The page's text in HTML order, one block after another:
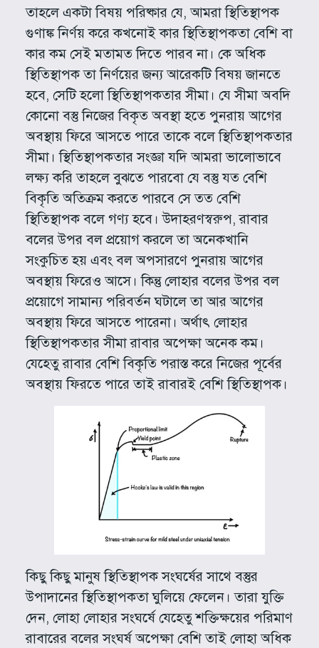
তাহলে একটা বিষয় পরিষ্কার যে, আমরা স্থিতিস্থাপক
গুণাঙ্ক নির্ণয় করে কখনোই কার স্থিতিস্থাপকতা বেশি বা
কার কম সেই মতামত দিতে পারব না। কে অধিক
স্থিতিস্থাপক তা নির্ণয়ের জন্য আরেকটি বিষয় জানতে
হবে, সেটি হলো স্থিতিস্থাপকতার সীমা। যে সীমা অবদি
কোনো বস্তু নিজের বিকৃত অবস্থা হতে পুনরায় আগের
অবস্থায় ফিরে আসতে পারে তাকে বলে স্থিতিস্থাপকতার
সীমা। স্থিতিস্থাপকতার সংজ্ঞা যদি আমরা ভালোভাবে
লক্ষ্য করি তাহলে বুঝতে পারবো যে বস্তু যত বেশি
বিকৃতি অতিক্রম করতে পারবে সে তত বেশি
স্থিতিস্থাপক বলে গণ্য হবে। উদাহরণস্বরুপ, রাবার
বলের উপর বল প্রয়োগ করলে তা অনেকখানি
সংকুচিত হয় এবং বল অপসারণে পুনরায় আগের
অবস্থায় ফিরেও আসে। কিন্তু লোহার বলের উপর বল
প্রয়োগে সামান্য পরিবর্তন ঘটালে তা আর আগের
অবস্থায় ফিরে আসতে পারেনা। অর্থাৎ লোহার
স্থিতিস্থাপকতার সীমা রাবার অপেক্ষা অনেক কম।
যেহেতু রাবার বেশি বিকৃতি পরাস্ত করে নিজের পূর্বের
অবস্থায় ফিরতে পারে তাই রাবারই বেশি স্থিতিস্থাপক।
কিছু কিছু মানুষ স্থিতিস্থাপক সংঘর্ষের সাথে বস্তুর
উপাদানের স্থিতিস্থাপকতা ঘুলিয়ে ফেলেন। তারা যুক্তি
দেন, লোহা লোহার সংঘর্ষে যেহেতু শক্তিক্ষয়ের পরিমাণ
রাবারের বলের সংঘর্ষ অপেক্ষা বেশি তাই লোহা অধিক